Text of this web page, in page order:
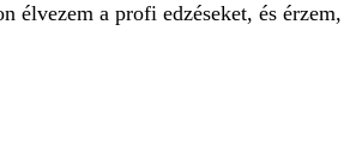
élvezem a profi edzéseket, és érzem,